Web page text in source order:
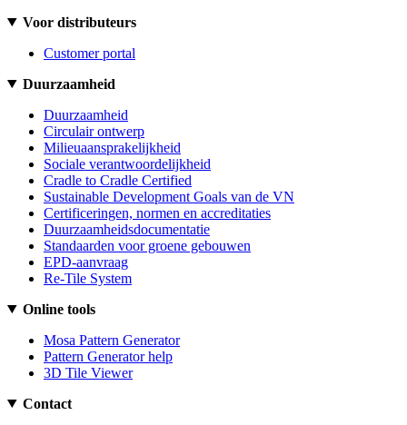
Voor distributeurs
Customer portal
Duurzaamheid
Duurzaamheid
Circulair ontwerp
Milieuaansprakelijkheid
Sociale verantwoordelijkheid
Cradle to Cradle Certified
Sustainable Development Goals van de VN
Certificeringen, normen en accreditaties
Duurzaamheidsdocumentatie
Standaarden voor groene gebouwen
EPD-aanvraag
Re-Tile System
Online tools
Mosa Pattern Generator
Pattern Generator help
3D Tile Viewer
Contact